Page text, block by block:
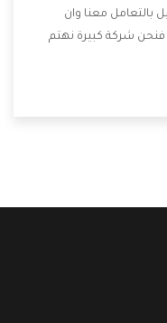
بالتعامل معنا وان
شركة كبيرة نهتم
التى تكون من أهم